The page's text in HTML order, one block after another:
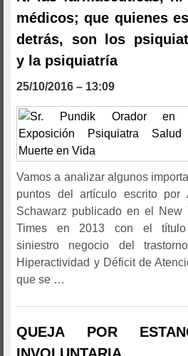
médicos; que quienes
detrás, son los
y la psiquiatría
25/10/2016 – 13:09
Vamos a analizar algunos
puntos del artículo escrito por
Schawarz publicado en el New
Times en 2013 con el título
siniestro negocio del
Hiperactividad y Déficit de
que se …
QUEJA POR